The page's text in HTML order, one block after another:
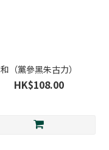
和（黨參黑朱古力）
HK$108.00